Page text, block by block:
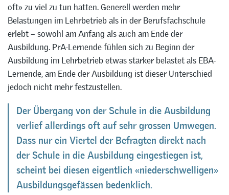
oft» zu viel zu tun hatten. Generell werden mehr
Belastungen im Lehrbetrieb als in der Berufsfachschule
erlebt – sowohl am Anfang als auch am Ende der
Ausbildung. PrA-Lernende fühlen sich zu Beginn der
Ausbildung im Lehrbetrieb etwas stärker belastet als EBA-
Lernende, am Ende der Ausbildung ist dieser Unterschied
jedoch nicht mehr festzustellen.
Der Übergang von der Schule in die Ausbildung
verlief allerdings oft auf sehr grossen Umwegen.
Dass nur ein Viertel der Befragten direkt nach
der Schule in die Ausbildung eingestiegen ist,
scheint bei diesen eigentlich «niederschwelligen»
Ausbildungsgefässen bedenklich.